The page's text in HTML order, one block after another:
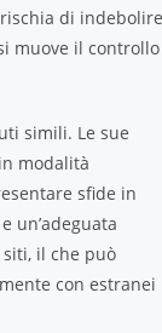
di indebolire
muove il controllo
simili. Le sue
modalità
sfide in
un’adeguata
il che può
con estranei